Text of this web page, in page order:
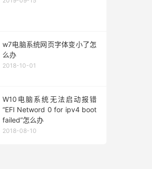
w7电脑系统网页字体变小了怎
么办
2018-10-01
W10电脑系统无法启动报错
“EFI Netword 0 for ipv4 boot
failed”怎么办
2018-08-10